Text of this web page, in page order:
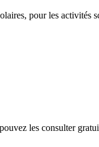
pour les activités
les consulter